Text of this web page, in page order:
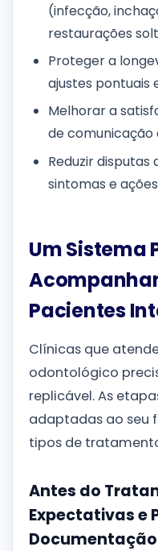
(infecção,
restaurações
Proteger a
ajustes pontuais
Melhorar a
de comunicação
Reduzir
sintomas e
Um Sistema
Pacientes
Clínicas que
odontológico
replicável. As
adaptadas ao seu
tipos de
Antes do
Expectativas e
Documentação